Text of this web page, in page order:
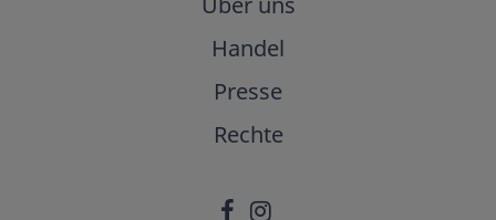
Handel
Presse
Rechte